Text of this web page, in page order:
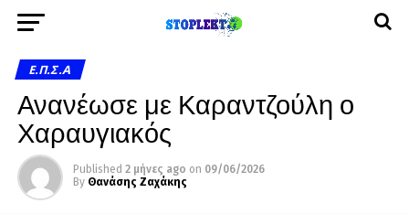
Ε.Π.Σ.Α
Ανανέωσε με Καραντζούλη ο
Χαραυγιακός
Published 2 μήνες ago on 09/06/2026
By Θανάσης Ζαχάκης